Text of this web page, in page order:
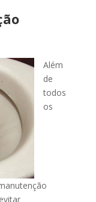
Além
de
todos
os